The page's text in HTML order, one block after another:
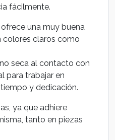
fácilmente.
una muy buena
colores claros como
seca al contacto con
para trabajar en
y dedicación.
ya que adhiere
tanto en piezas